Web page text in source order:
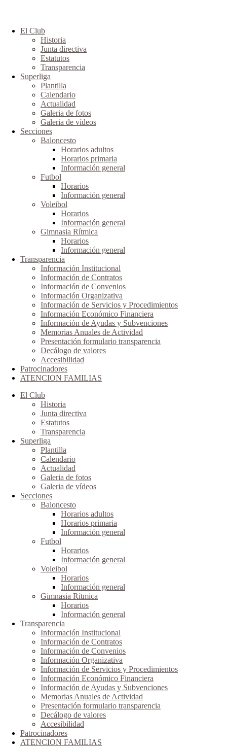
El Club
Historia
Junta directiva
Estatutos
Transparencia
Superliga
Plantilla
Calendario
Actualidad
Galeria de fotos
Galeria de vídeos
Secciones
Baloncesto
Horarios adultos
Horarios primaria
Información general
Futbol
Horarios
Información general
Voleibol
Horarios
Información general
Gimnasia Rítmica
Horarios
Información general
Transparencia
Información Institucional
Información de Contratos
Información de Convenios
Información Organizativa
Información de Servicios y Procedimientos
Información Económico Financiera
Información de Ayudas y Subvenciones
Memorias Anuales de Actividad
Presentación formulario transparencia
Decálogo de valores
Accesibilidad
Patrocinadores
ATENCION FAMILIAS
El Club
Historia
Junta directiva
Estatutos
Transparencia
Superliga
Plantilla
Calendario
Actualidad
Galeria de fotos
Galeria de vídeos
Secciones
Baloncesto
Horarios adultos
Horarios primaria
Información general
Futbol
Horarios
Información general
Voleibol
Horarios
Información general
Gimnasia Rítmica
Horarios
Información general
Transparencia
Información Institucional
Información de Contratos
Información de Convenios
Información Organizativa
Información de Servicios y Procedimientos
Información Económico Financiera
Información de Ayudas y Subvenciones
Memorias Anuales de Actividad
Presentación formulario transparencia
Decálogo de valores
Accesibilidad
Patrocinadores
ATENCION FAMILIAS